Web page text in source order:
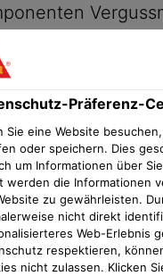
Präferenz-
Sie eine Website
oder speichern. Dies
um Informationen über
werden die Informationen
zu gewährleisten.
nicht direkt
Web-Erlebnis
respektieren,
nicht zulassen. Klicken